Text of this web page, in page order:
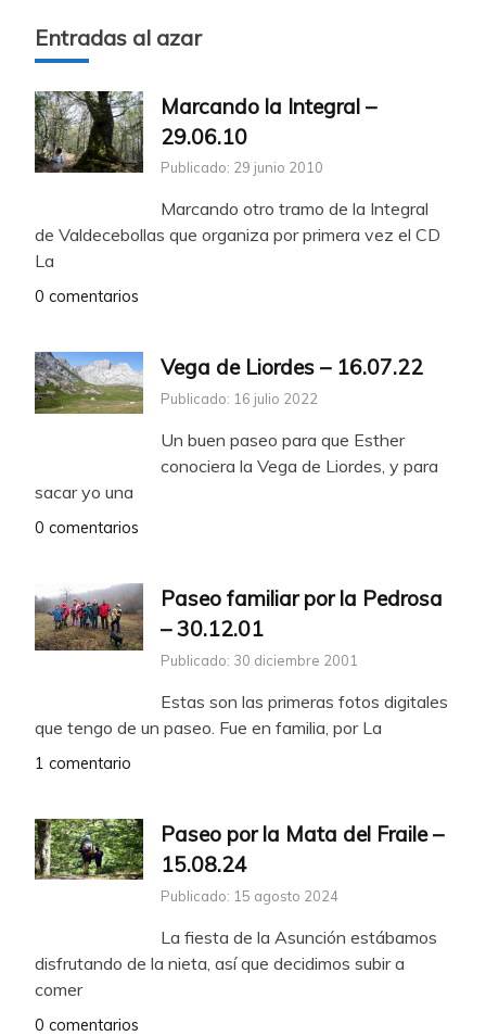
Entradas al azar
Marcando la Integral –
29.06.10
Publicado: 29 junio 2010
Marcando otro tramo de la Integral
de Valdecebollas que organiza por primera vez el CD
La
0 comentarios
Vega de Liordes – 16.07.22
Publicado: 16 julio 2022
Un buen paseo para que Esther
conociera la Vega de Liordes, y para
sacar yo una
0 comentarios
Paseo familiar por la Pedrosa
– 30.12.01
Publicado: 30 diciembre 2001
Estas son las primeras fotos digitales
que tengo de un paseo. Fue en familia, por La
1 comentario
Paseo por la Mata del Fraile –
15.08.24
Publicado: 15 agosto 2024
La fiesta de la Asunción estábamos
disfrutando de la nieta, así que decidimos subir a
comer
0 comentarios